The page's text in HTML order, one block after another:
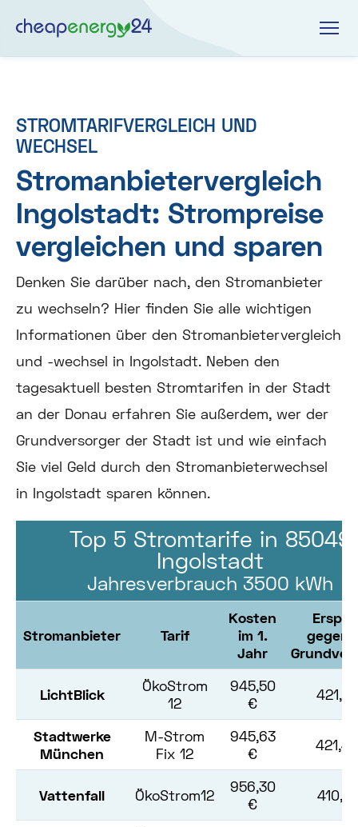
STROMTARIFVERGLEICH UND
WECHSEL
Stromanbietervergleich
Ingolstadt: Strompreise
vergleichen und sparen
Denken Sie darüber nach, den Stromanbieter
zu wechseln? Hier finden Sie alle wichtigen
Informationen über den Stromanbietervergleich
und -wechsel in Ingolstadt. Neben den
tagesaktuell besten Stromtarifen in der Stadt
an der Donau erfahren Sie außerdem, wer der
Grundversorger der Stadt ist und wie einfach
Sie viel Geld durch den Stromanbieterwechsel
in Ingolstadt sparen können.
Top 5 Stromtarife in 85049
Ingolstadt
Jahresverbrauch 3500 kWh
Stromanbieter Tarif
Kosten
im 1.
Jahr
LichtBlick
ÖkoStrom
12
945,50
€
Stadtwerke
München
M-Strom
Fix 12
945,63
€
Vattenfall ÖkoStrom12
956,30
€